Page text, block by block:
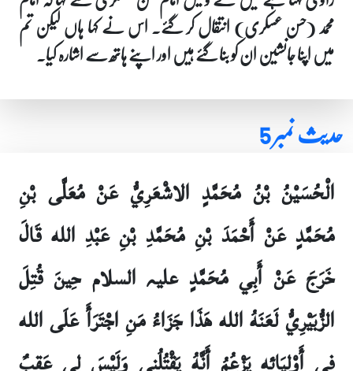
محمد (حسن عسکری) انتقال کر گئے۔ اس نے کہا ہاں لیکن تم
میں اپنا جانشین ان کو بنا گئے ہیں اور اپنے ہاتھ سے اشارہ کیا۔
حدیث نمبر 5
الْحُسَيْنُ بْنُ مُحَمَّدٍ الاشْعَرِيُّ عَنْ مُعَلَّى بْنِ
مُحَمَّدٍ عَنْ أَحْمَدَ بْنِ مُحَمَّدِ بْنِ عَبْدِ الله قَالَ
خَرَجَ عَنْ أَبِي مُحَمَّدٍ علیہ السلام حِينَ قُتِلَ
الزُّبَيْرِيُّ لَعَنَهُ الله هَذَا جَزَاءُ مَنِ اجْتَرَأَ عَلَى الله
فِي أَوْلِيَائِهِ يَزْعُمُ أَنَّهُ يَقْتُلُنِي وَلَيْسَ لِي عَقِبٌ